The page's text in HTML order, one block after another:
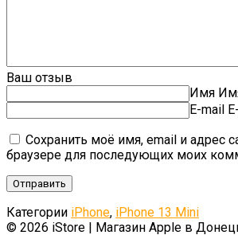
Ваш отзыв
Имя
E-mail
Сохранить моё имя, email и адрес
браузере для последующих моих
Категории iPhone, iPhone 13 Mini
© 2026 iStore | Магазин Apple в